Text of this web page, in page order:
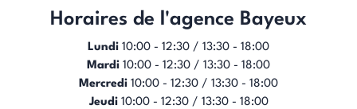
Horaires de l'agence Bayeux
Lundi 10:00 - 12:30 / 13:30 - 18:00
Mardi 10:00 - 12:30 / 13:30 - 18:00
Mercredi 10:00 - 12:30 / 13:30 - 18:00
Jeudi 10:00 - 12:30 / 13:30 - 18:00